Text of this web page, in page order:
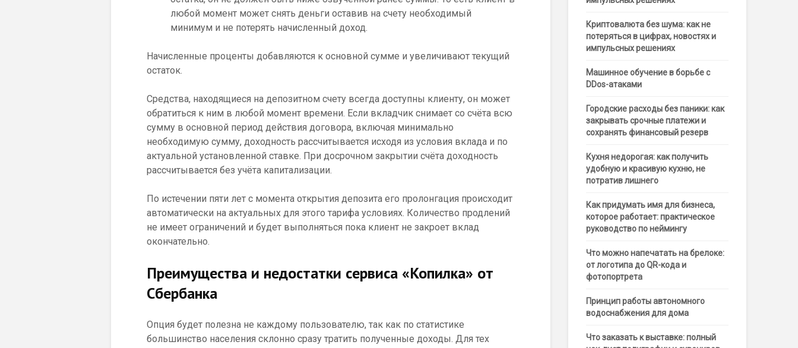
любой момент может снять деньги оставив на счету необходимый
минимум и не потерять начисленный доход.
Начисленные проценты добавляются к основной сумме и увеличивают текущий
остаток.
Средства, находящиеся на депозитном счету всегда доступны клиенту, он может
обратиться к ним в любой момент времени. Если вкладчик снимает со счёта всю
сумму в основной период действия договора, включая минимально
необходимую сумму, доходность рассчитывается исходя из условия вклада и по
актуальной установленной ставке. При досрочном закрытии счёта доходность
рассчитывается без учёта капитализации.
По истечении пяти лет с момента открытия депозита его пролонгация происходит
автоматически на актуальных для этого тарифа условиях. Количество продлений
не имеет ограничений и будет выполняться пока клиент не закроет вклад
окончательно.
Преимущества и недостатки сервиса «Копилка» от
Сбербанка
Опция будет полезна не каждому пользователю, так как по статистике
большинство населения склонно сразу тратить полученные доходы. Для тех
Криптовалюта без шума: как не
потеряться в цифрах, новостях и
импульсных решениях
Машинное обучение в борьбе с
DDos-атаками
Городские расходы без паники: как
закрывать срочные платежи и
сохранять финансовый резерв
Кухня недорогая: как получить
удобную и красивую кухню, не
потратив лишнего
Как придумать имя для бизнеса,
которое работает: практическое
руководство по неймингу
Что можно напечатать на брелоке:
от логотипа до QR-кода и
фотопортрета
Принцип работы автономного
водоснабжения для дома
Что заказать к выставке: полный